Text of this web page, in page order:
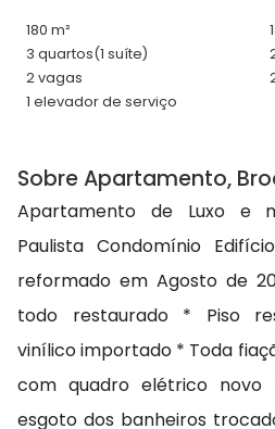
180 m²
3 quartos(1 suíte)
2 vagas
1 elevador de serviço
Sobre Apartamento,
Apartamento de Luxo e
Paulista Condomínio
reformado em Agosto de
todo restaurado * Piso
vinílico importado * Toda
com quadro elétrico novo
esgoto dos banheiros